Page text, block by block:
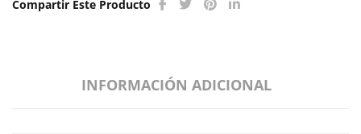
Compartir Este Producto
INFORMACIÓN ADICIONAL